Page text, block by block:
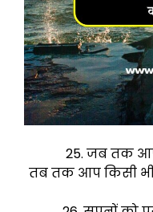
25. जब तक
तब तक आप किसी